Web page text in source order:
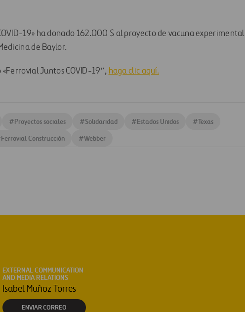
19» ha donado 162.000 $ al proyecto de vacuna experimental
de Baylor.
«Ferrovial Juntos COVID-19″, haga clic aquí.
#Proyectos sociales #Solidaridad #Estados Unidos #Texas
Ferrovial Construcción #Webber
EXTERNAL COMMUNICATION
AND MEDIA RELATIONS
Isabel Muñoz Torres
ENVIAR CORREO